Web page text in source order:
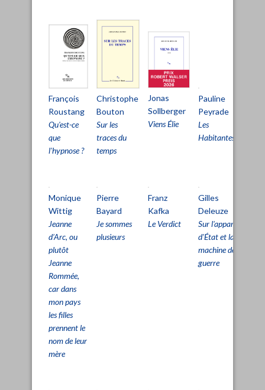
François
Roustang
Qu'est-ce
que
l'hypnose ?
Christophe
Bouton
Sur les
traces du
temps
Jonas
Sollberger
Viens Élie
Pauline
Peyrade
Les
Habitantes
Monique
Wittig
Jeanne
d’Arc, ou
plutôt
Jeanne
Rommée,
car dans
mon pays
les filles
prennent le
nom de leur
mère
Pierre
Bayard
Je sommes
plusieurs
Franz
Kafka
Le Verdict
Gilles
Deleuze
Sur l'appareil
d'État et la
machine de
guerre